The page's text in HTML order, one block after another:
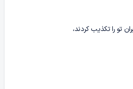
تو را تکذیب کردند،